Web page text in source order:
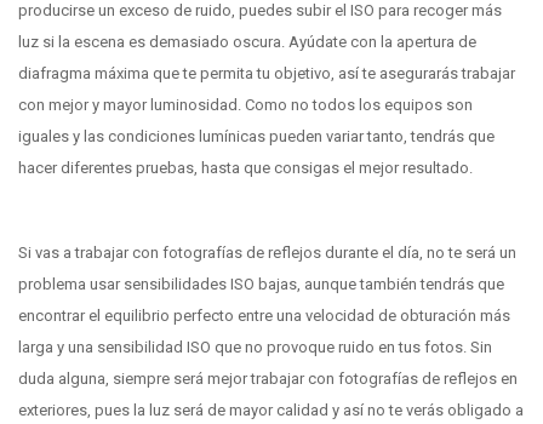
producirse un exceso de ruido, puedes subir el ISO para recoger más
luz si la escena es demasiado oscura. Ayúdate con la apertura de
diafragma máxima que te permita tu objetivo, así te asegurarás trabajar
con mejor y mayor luminosidad. Como no todos los equipos son
iguales y las condiciones lumínicas pueden variar tanto, tendrás que
hacer diferentes pruebas, hasta que consigas el mejor resultado.
Si vas a trabajar con fotografías de reflejos durante el día, no te será un
problema usar sensibilidades ISO bajas, aunque también tendrás que
encontrar el equilibrio perfecto entre una velocidad de obturación más
larga y una sensibilidad ISO que no provoque ruido en tus fotos. Sin
duda alguna, siempre será mejor trabajar con fotografías de reflejos en
exteriores, pues la luz será de mayor calidad y así no te verás obligado a